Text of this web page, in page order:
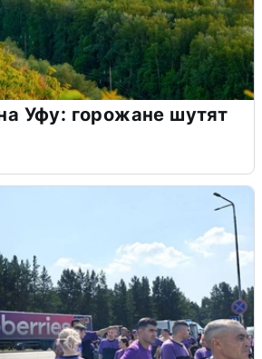
Уфу: горожане шутят